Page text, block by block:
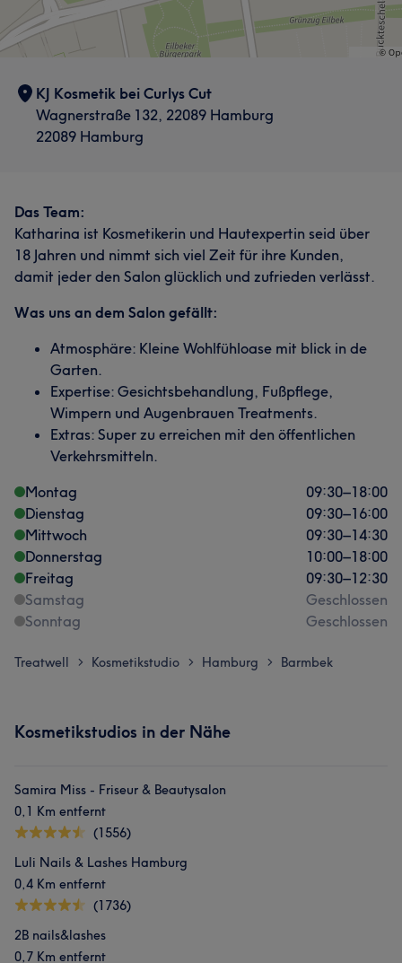
KJ Kosmetik bei Curlys Cut
Wagnerstraße 132, 22089 Hamburg
22089 Hamburg
Das Team:
Katharina ist Kosmetikerin und Hautexpertin seid über
18 Jahren und nimmt sich viel Zeit für ihre Kunden,
damit jeder den Salon glücklich und zufrieden verlässt.
Was uns an dem Salon gefällt:
Atmosphäre: Kleine Wohlfühloase mit blick in de
Garten.
Expertise: Gesichtsbehandlung, Fußpflege,
Wimpern und Augenbrauen Treatments.
Extras: Super zu erreichen mit den öffentlichen
Verkehrsmitteln.
Montag
09:30–18:00
Dienstag
09:30–16:00
Mittwoch
09:30–14:30
Donnerstag
10:00–18:00
Freitag
09:30–12:30
Samstag
Geschlossen
Sonntag
Geschlossen
Treatwell > Kosmetikstudio > Hamburg > Barmbek
Kosmetikstudios in der Nähe
Samira Miss - Friseur & Beautysalon
0,1 Km entfernt
(1556)
Luli Nails & Lashes Hamburg
0,4 Km entfernt
(1736)
2B nails&lashes
0,7 Km entfernt